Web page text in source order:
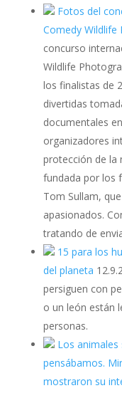
Fotos del
Comedy Wildlife
concurso
Wildlife
los finalistas de
divertidas
documentales
organizadores
protección de la
fundada por los
Tom Sullam,
apasionados.
tratando de
15 para los
del planeta
persiguen con
o un león están
personas.
Los
pensábamos.
mostraron su